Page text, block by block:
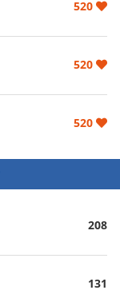
520
520
520
208
131